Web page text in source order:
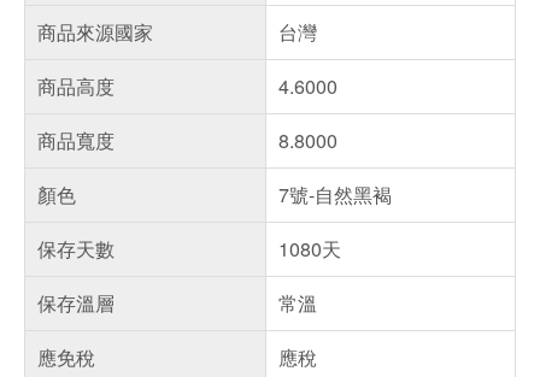
商品來源國家
台灣
商品高度
4.6000
商品寬度
8.8000
顏色
7號-自然黑褐
保存天數
1080天
保存溫層
常溫
應免稅
應稅